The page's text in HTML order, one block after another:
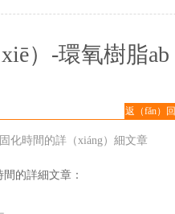
）-環氧樹脂ab
返（fǎn）回
化時間的詳（xiáng）細文章
的詳細文章：